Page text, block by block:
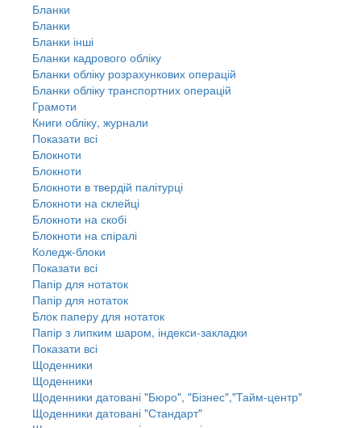
Бланки
Бланки
Бланки інші
Бланки кадрового обліку
Бланки обліку розрахункових операцій
Бланки обліку транспортних операцій
Грамоти
Книги обліку, журнали
Показати всі
Блокноти
Блокноти
Блокноти в твердій палітурці
Блокноти на склейці
Блокноти на скобі
Блокноти на спіралі
Коледж-блоки
Показати всі
Папір для нотаток
Папір для нотаток
Блок паперу для нотаток
Папір з липким шаром, індекси-закладки
Показати всі
Щоденники
Щоденники
Щоденники датовані "Бюро", "Бізнес","Тайм-центр"
Щоденники датовані "Стандарт"